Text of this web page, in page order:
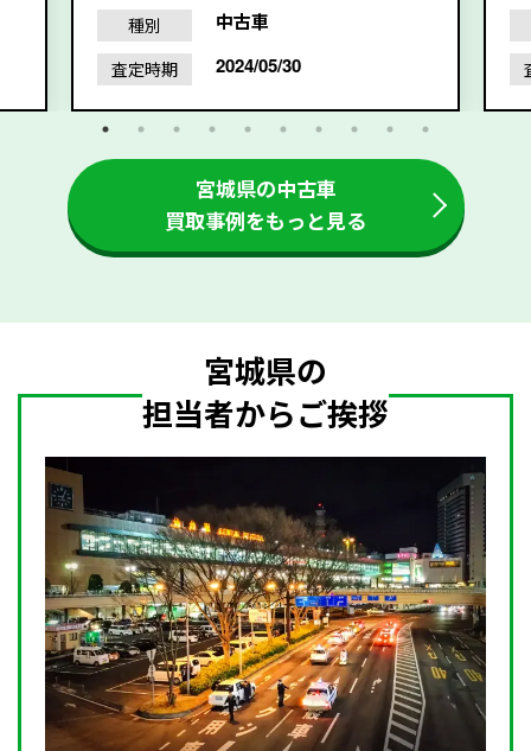
種別 中古車
査定時期 2024/05/30
宮城県の中古車
買取事例をもっと見る
宮城県の
担当者からご挨拶